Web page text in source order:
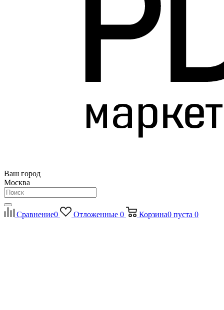
Ваш город
Москва
Сравнение0 Отложенные 0 Корзина0 пуста 0